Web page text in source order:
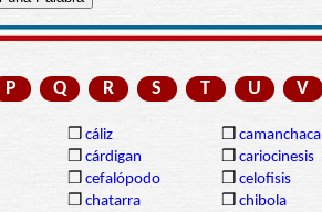
P Q R S T U V
❒ cáliz ❒ camanchaca
❒ cárdigan ❒ cariocinesis
❒ cefalópodo ❒ celofisis
❒ chatarra ❒ chibola